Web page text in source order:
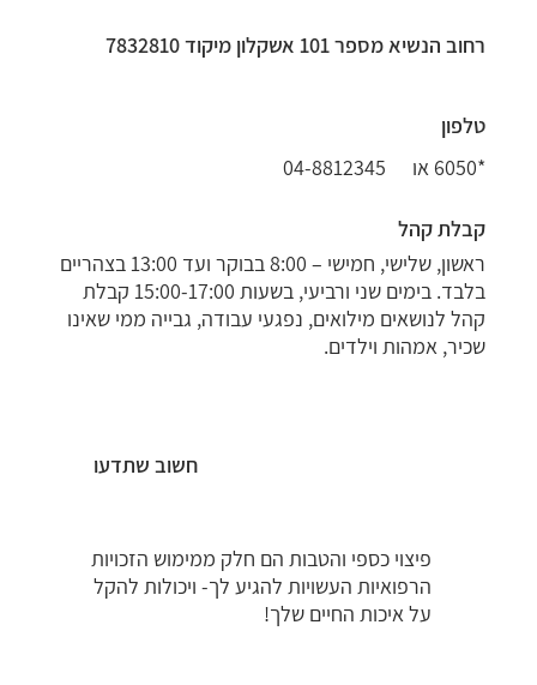
פיצוי כספי והטבות הם חלק ממימוש הזכויות
הרפואיות העשויות להגיע לך- ויכולות להקל
על איכות החיים שלך!
חשוב שתדעו
רחוב הנשיא מספר 101 אשקלון מיקוד 7832810
*6050 או 04-8812345
קבלת קהל
ראשון, שלישי, חמישי – 8:00 בבוקר ועד 13:00 בצהריים
בלבד. בימים שני ורביעי, בשעות 15:00-17:00 קבלת
קהל לנושאים מילואים, נפגעי עבודה, גבייה ממי שאינו
שכיר, אמהות וילדים.
טלפון